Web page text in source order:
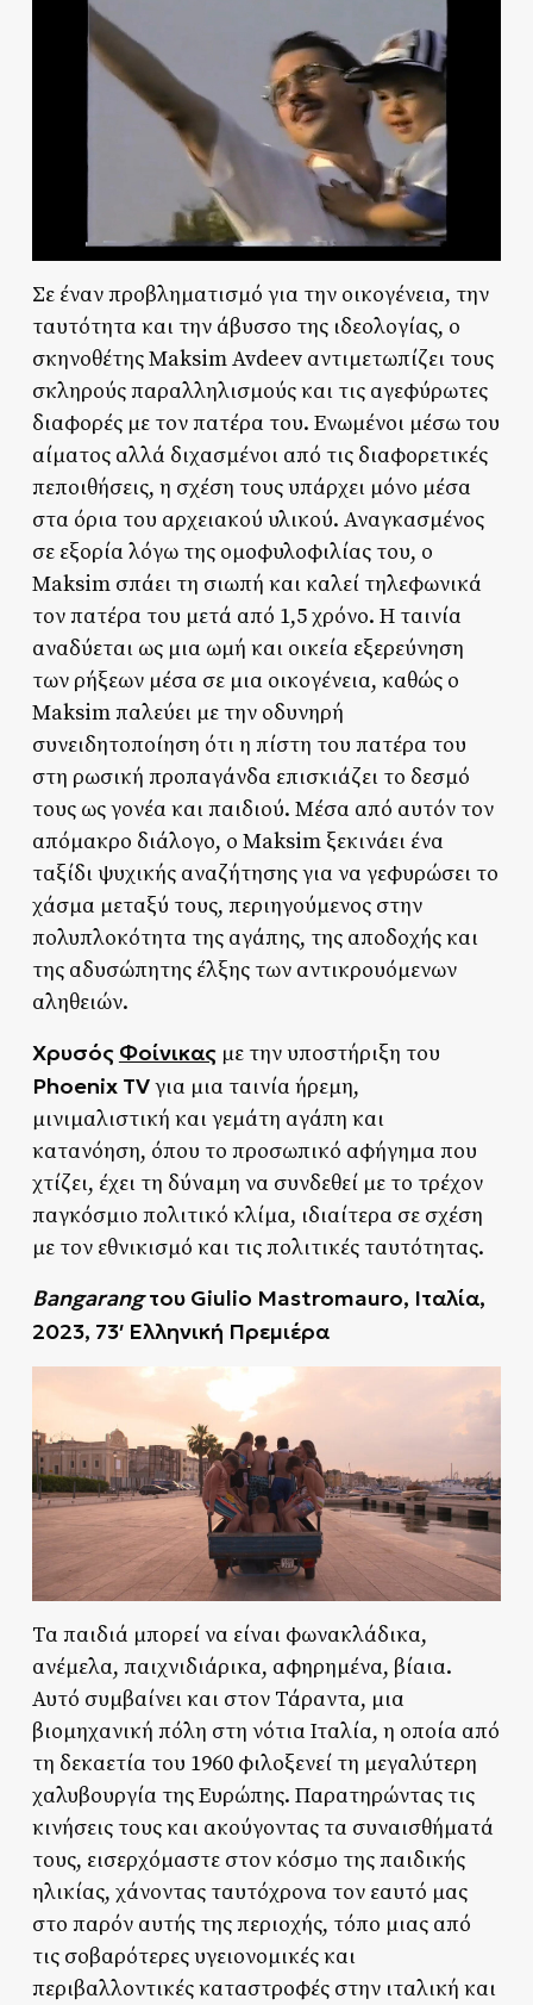
Σε έναν προβληματισμό για την οικογένεια, την
ταυτότητα και την άβυσσο της ιδεολογίας, ο
σκηνοθέτης Maksim Avdeev αντιμετωπίζει τους
σκληρούς παραλληλισμούς και τις αγεφύρωτες
διαφορές με τον πατέρα του. Ενωμένοι μέσω του
αίματος αλλά διχασμένοι από τις διαφορετικές
πεποιθήσεις, η σχέση τους υπάρχει μόνο μέσα
στα όρια του αρχειακού υλικού. Αναγκασμένος
σε εξορία λόγω της ομοφυλοφιλίας του, ο
Maksim σπάει τη σιωπή και καλεί τηλεφωνικά
τον πατέρα του μετά από 1,5 χρόνο. Η ταινία
αναδύεται ως μια ωμή και οικεία εξερεύνηση
των ρήξεων μέσα σε μια οικογένεια, καθώς ο
Maksim παλεύει με την οδυνηρή
συνειδητοποίηση ότι η πίστη του πατέρα του
στη ρωσική προπαγάνδα επισκιάζει το δεσμό
τους ως γονέα και παιδιού. Μέσα από αυτόν τον
απόμακρο διάλογο, ο Maksim ξεκινάει ένα
ταξίδι ψυχικής αναζήτησης για να γεφυρώσει το
χάσμα μεταξύ τους, περιηγούμενος στην
πολυπλοκότητα της αγάπης, της αποδοχής και
της αδυσώπητης έλξης των αντικρουόμενων
αληθειών.
Χρυσός Φοίνικαςμε την υποστήριξη του
Phoenix TVγια μια ταινία ήρεμη,
μινιμαλιστική και γεμάτη αγάπη και
κατανόηση, όπου το προσωπικό αφήγημα που
χτίζει, έχει τη δύναμη να συνδεθεί με το τρέχον
παγκόσμιο πολιτικό κλίμα, ιδιαίτερα σε σχέση
με τον εθνικισμό και τις πολιτικές ταυτότητας.
Bangarangτου Giulio Mastromauro, Ιταλία,
2023, 73′ Ελληνική Πρεμιέρα
Τα παιδιά μπορεί να είναι φωνακλάδικα,
ανέμελα, παιχνιδιάρικα, αφηρημένα, βίαια.
Αυτό συμβαίνει και στον Τάραντα, μια
βιομηχανική πόλη στη νότια Ιταλία, η οποία από
τη δεκαετία του 1960 φιλοξενεί τη μεγαλύτερη
χαλυβουργία της Ευρώπης. Παρατηρώντας τις
κινήσεις τους και ακούγοντας τα συναισθήματά
τους, εισερχόμαστε στον κόσμο της παιδικής
ηλικίας, χάνοντας ταυτόχρονα τον εαυτό μας
στο παρόν αυτής της περιοχής, τόπο μιας από
τις σοβαρότερες υγειονομικές και
περιβαλλοντικές καταστροφές στην ιταλική και